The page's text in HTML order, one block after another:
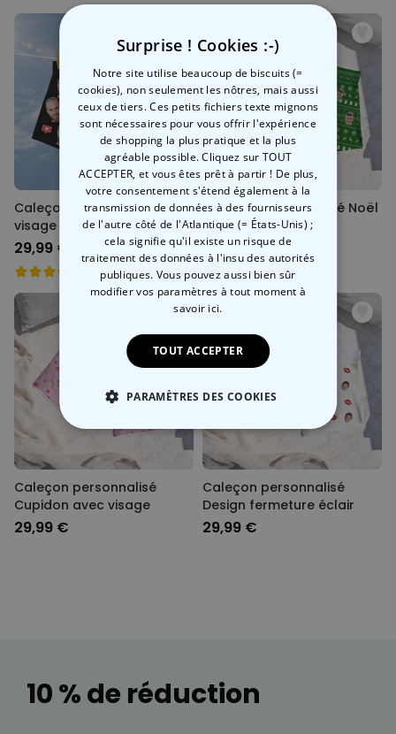
Caleçon personnalisé avec
visage et motifs
29,99 €
Caleçon personnalisé Noël
avec visage et motif
29,99 €
Caleçon personnalisé
Cupidon avec visage
29,99 €
Caleçon personnalisé
Design fermeture éclair
29,99 €
10 % de réduction
Surprise ! Cookies :-)
Notre site utilise beaucoup de biscuits (=
cookies), non seulement les nôtres, mais aussi
ceux de tiers. Ces petits fichiers texte mignons
sont nécessaires pour vous offrir l'expérience
de shopping la plus pratique et la plus
agréable possible. Cliquez sur TOUT
ACCEPTER, et vous êtes prêt à partir ! De plus,
votre consentement s'étend également à la
transmission de données à des fournisseurs
de l'autre côté de l'Atlantique (= États-Unis) ;
cela signifie qu'il existe un risque de
traitement des données à l'insu des autorités
publiques. Vous pouvez aussi bien sûr
modifier vos paramètres à tout moment à
savoir ici.
TOUT ACCEPTER
PARAMÈTRES DES COOKIES
STRICTEMENT NÉCESSAIRE
COMMERCIALISATION